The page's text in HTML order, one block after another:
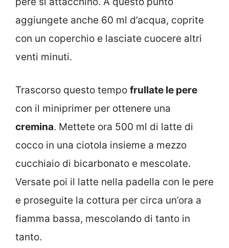
aggiungete anche 60 ml d’acqua, coprite
con un coperchio e lasciate cuocere altri
venti minuti.
Trascorso questo tempo frullate le pere
con il miniprimer per ottenere una
cremina. Mettete ora 500 ml di latte di
cocco in una ciotola insieme a mezzo
cucchiaio di bicarbonato e mescolate.
Versate poi il latte nella padella con le pere
e proseguite la cottura per circa un’ora a
fiamma bassa, mescolando di tanto in
tanto.